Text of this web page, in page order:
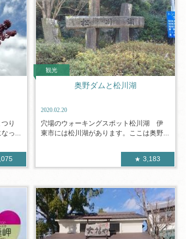
り
っ...
観光
奥野ダムと松川湖
2020.02.20
穴場のウォーキングスポット松川湖 伊
東市には松川湖があります。ここは奥野...
3,183